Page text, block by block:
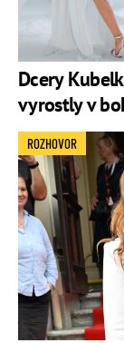
Dcery
vyrostly v
ROZHOVOR